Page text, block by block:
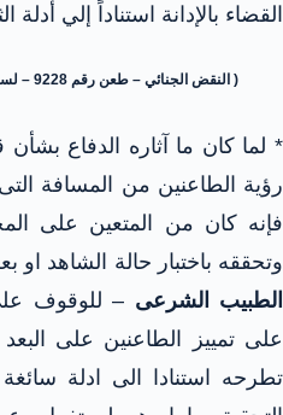
القضاء بالإدانة استناداً إلي أدلة
( النقض الجنائي – طعن رقم 9228 – لسنة 64 ق تاريخ الجلسة 7 / 4 / 1996 )
* لما كان ما آثاره الدفاع
رؤية الطاعنين من المسافة
فإنه كان من المتعين على
وتحققه باختبار حالة الشاهد
الطبيب الشرعى – للوقوف
على تمييز الطاعنين على
تطرحه استنادا الى ادلة